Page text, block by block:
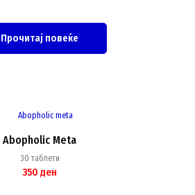
Прочитај повеќе
Abopholic Meta
30 таблети
350 ден